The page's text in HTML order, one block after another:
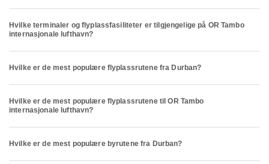
Hvilke terminaler og flyplassfasiliteter er tilgjengelige på OR Tambo
internasjonale lufthavn?
Hvilke er de mest populære flyplassrutene fra Durban?
Hvilke er de mest populære flyplassrutene til OR Tambo
internasjonale lufthavn?
Hvilke er de mest populære byrutene fra Durban?